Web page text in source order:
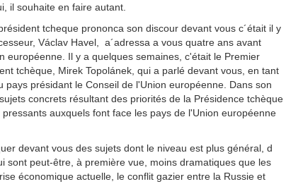
il souhaite en faire autant.
tcheque prononca son discour devant vous c´était il y
Václav Havel, a´adressa a vous quatre ans avant
européenne. Il y a quelques semaines, c'était le Premier
tchèque, Mirek Topolánek, qui a parlé devant vous, en tant
pays présidant le Conseil de l'Union européenne. Dans son
concrets résultant des priorités de la Présidence tchèque
auxquels font face les pays de l'Union européenne
devant vous des sujets dont le niveau est plus général, d
sont peut-être, à première vue, moins dramatiques que les
économique actuelle, le conflit gazier entre la Russie et